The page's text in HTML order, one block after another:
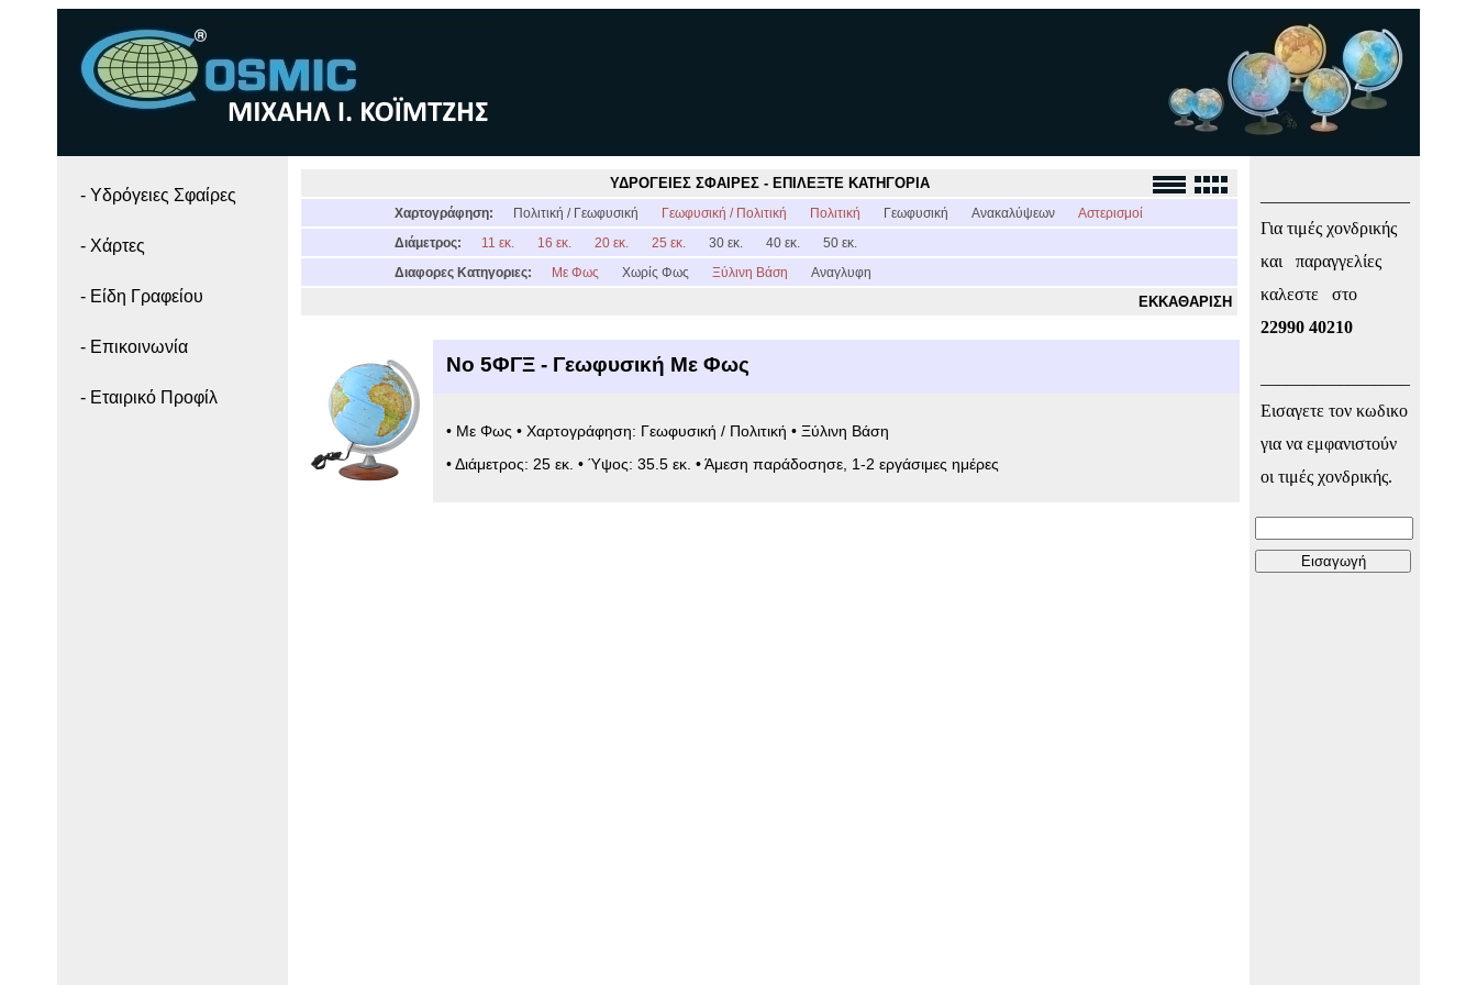
- Yδρόγειες Σφαίρες
- Χάρτες
- Είδη Γραφείου
- Επικοινωνία
- Εταιρικό Προφίλ
ΥΔΡΟΓΕΙΕΣ ΣΦΑΙΡΕΣ - ΕΠΙΛΕΞΤΕ ΚΑΤΗΓΟΡΙΑ
Χαρτογράφηση: Πολιτική / Γεωφυσική Γεωφυσική / Πολιτική Πολιτική Γεωφυσική Ανακαλύψεων
Αστερισμοί
Διάμετρος:
11 εκ. 16 εκ. 20 εκ. 25 εκ. 30 εκ. 40 εκ.
50 εκ.
Διαφορες Κατηγοριες:
Με Φως Χωρίς Φως Ξύλινη Βάση Αναγλυφη
ΕΚΚΑΘΑΡΙΣΗ
Νο 5ΦΓΞ - Γεωφυσική Με Φως
• Με Φως • Χαρτογράφηση: Γεωφυσική / Πολιτική • Ξύλινη Βάση
• Διάμετρος: 25 εκ. • Ύψος: 35.5 εκ. • Άμεση παράδοσησε, 1-2 εργάσιμες ημέρες
Για τιμές χονδρικής
και παραγγελίες
καλεστε στο
22990 40210
Εισαγετε τον κωδικο
για να εμφανιστούν
οι τιμές χονδρικής.